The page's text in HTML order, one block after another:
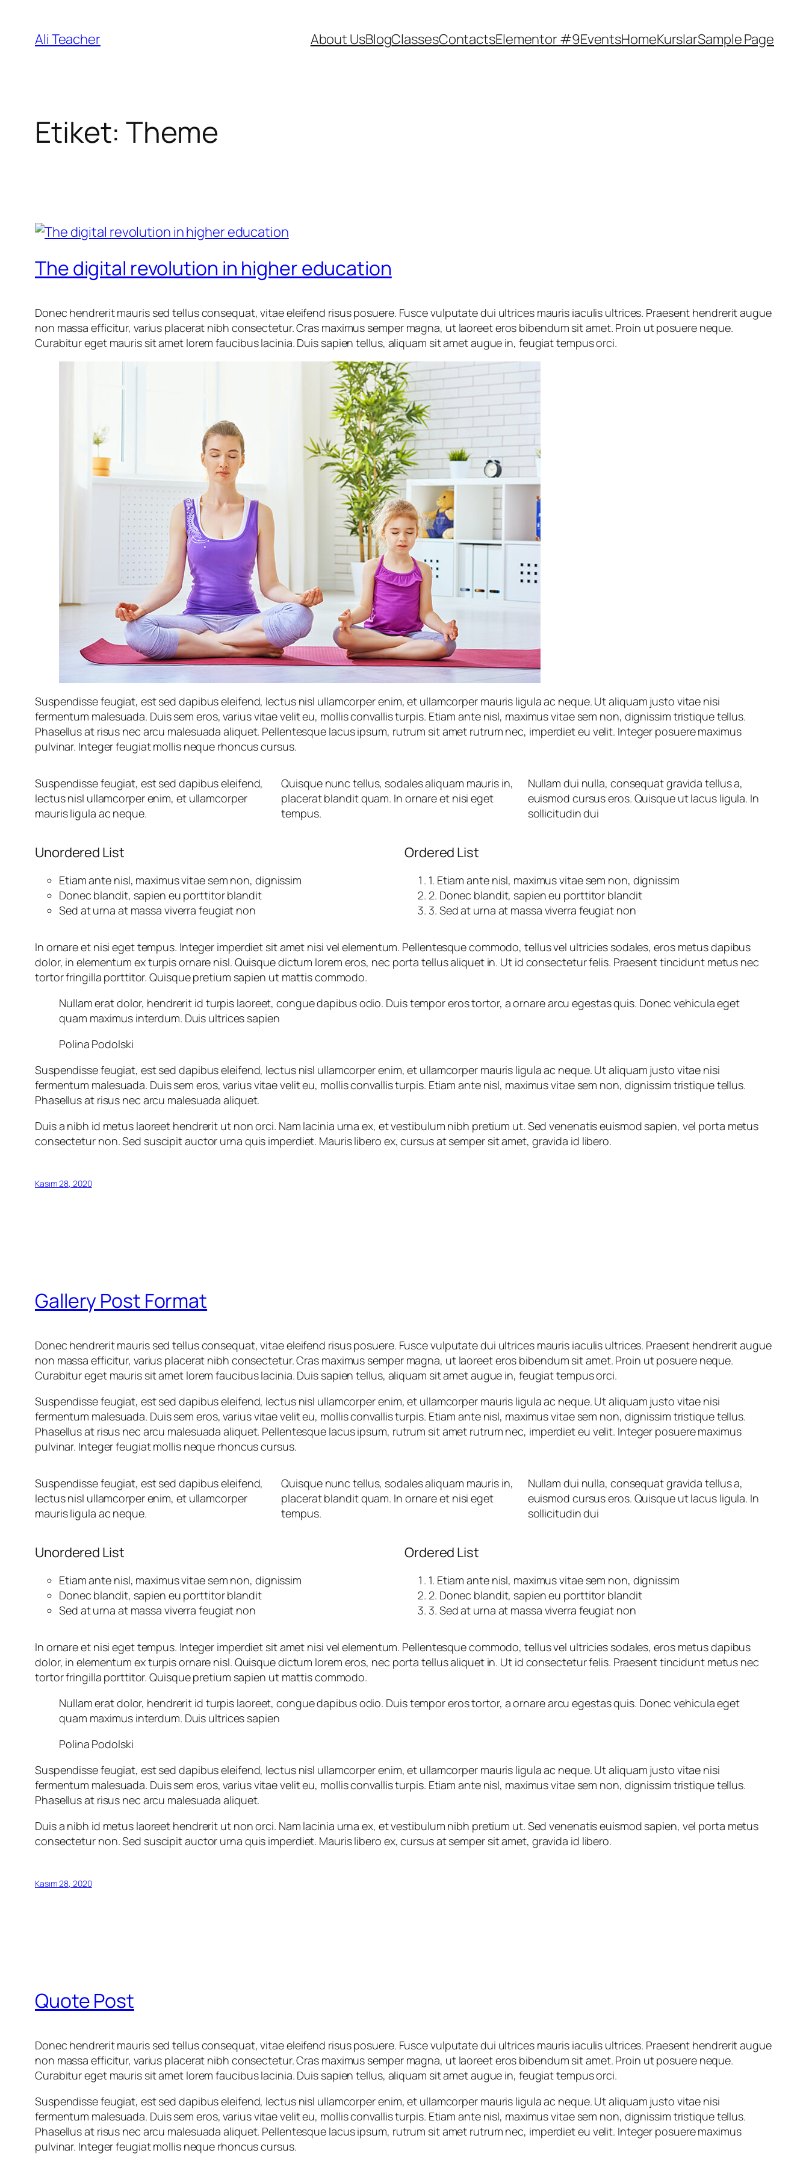
Ali Teacher About UsBlogClassesContactsElementor #9EventsHomeKurslarSample Page
Etiket:Theme
The digital revolution in higher education
Donec hendrerit mauris sed tellus consequat, vitae eleifend risus posuere. Fusce vulputate dui ultrices mauris iaculis ultrices. Praesent hendrerit augue
non massa efficitur, varius placerat nibh consectetur. Cras maximus semper magna, ut laoreet eros bibendum sit amet. Proin ut posuere neque.
Curabitur eget mauris sit amet lorem faucibus lacinia. Duis sapien tellus, aliquam sit amet augue in, feugiat tempus orci.
Suspendisse feugiat, est sed dapibus eleifend, lectus nisl ullamcorper enim, et ullamcorper mauris ligula ac neque. Ut aliquam justo vitae nisi
fermentum malesuada. Duis sem eros, varius vitae velit eu, mollis convallis turpis. Etiam ante nisl, maximus vitae sem non, dignissim tristique tellus.
Phasellus at risus nec arcu malesuada aliquet. Pellentesque lacus ipsum, rutrum sit amet rutrum nec, imperdiet eu velit. Integer posuere maximus
pulvinar. Integer feugiat mollis neque rhoncus cursus.
Suspendisse feugiat, est sed dapibus eleifend,
lectus nisl ullamcorper enim, et ullamcorper
mauris ligula ac neque.
Quisque nunc tellus, sodales aliquam mauris in,
placerat blandit quam. In ornare et nisi eget
tempus.
Nullam dui nulla, consequat gravida tellus a,
euismod cursus eros. Quisque ut lacus ligula. In
sollicitudin dui
Unordered List
Etiam ante nisl, maximus vitae sem non, dignissim
Donec blandit, sapien eu porttitor blandit
Sed at urna at massa viverra feugiat non
Ordered List
1. Etiam ante nisl, maximus vitae sem non, dignissim
2. Donec blandit, sapien eu porttitor blandit
3. Sed at urna at massa viverra feugiat non
In ornare et nisi eget tempus. Integer imperdiet sit amet nisi vel elementum. Pellentesque commodo, tellus vel ultricies sodales, eros metus dapibus
dolor, in elementum ex turpis ornare nisl. Quisque dictum lorem eros, nec porta tellus aliquet in. Ut id consectetur felis. Praesent tincidunt metus nec
tortor fringilla porttitor. Quisque pretium sapien ut mattis commodo.
Nullam erat dolor, hendrerit id turpis laoreet, congue dapibus odio. Duis tempor eros tortor, a ornare arcu egestas quis. Donec vehicula eget
quam maximus interdum. Duis ultrices sapien
Polina Podolski
Suspendisse feugiat, est sed dapibus eleifend, lectus nisl ullamcorper enim, et ullamcorper mauris ligula ac neque. Ut aliquam justo vitae nisi
fermentum malesuada. Duis sem eros, varius vitae velit eu, mollis convallis turpis. Etiam ante nisl, maximus vitae sem non, dignissim tristique tellus.
Phasellus at risus nec arcu malesuada aliquet.
Duis a nibh id metus laoreet hendrerit ut non orci. Nam lacinia urna ex, et vestibulum nibh pretium ut. Sed venenatis euismod sapien, vel porta metus
consectetur non. Sed suscipit auctor urna quis imperdiet. Mauris libero ex, cursus at semper sit amet, gravida id libero.
Kasım 28, 2020
Gallery Post Format
Donec hendrerit mauris sed tellus consequat, vitae eleifend risus posuere. Fusce vulputate dui ultrices mauris iaculis ultrices. Praesent hendrerit augue
non massa efficitur, varius placerat nibh consectetur. Cras maximus semper magna, ut laoreet eros bibendum sit amet. Proin ut posuere neque.
Curabitur eget mauris sit amet lorem faucibus lacinia. Duis sapien tellus, aliquam sit amet augue in, feugiat tempus orci.
Suspendisse feugiat, est sed dapibus eleifend, lectus nisl ullamcorper enim, et ullamcorper mauris ligula ac neque. Ut aliquam justo vitae nisi
fermentum malesuada. Duis sem eros, varius vitae velit eu, mollis convallis turpis. Etiam ante nisl, maximus vitae sem non, dignissim tristique tellus.
Phasellus at risus nec arcu malesuada aliquet. Pellentesque lacus ipsum, rutrum sit amet rutrum nec, imperdiet eu velit. Integer posuere maximus
pulvinar. Integer feugiat mollis neque rhoncus cursus.
Suspendisse feugiat, est sed dapibus eleifend,
lectus nisl ullamcorper enim, et ullamcorper
mauris ligula ac neque.
Quisque nunc tellus, sodales aliquam mauris in,
placerat blandit quam. In ornare et nisi eget
tempus.
Nullam dui nulla, consequat gravida tellus a,
euismod cursus eros. Quisque ut lacus ligula. In
sollicitudin dui
Unordered List
Etiam ante nisl, maximus vitae sem non, dignissim
Donec blandit, sapien eu porttitor blandit
Sed at urna at massa viverra feugiat non
Ordered List
1. Etiam ante nisl, maximus vitae sem non, dignissim
2. Donec blandit, sapien eu porttitor blandit
3. Sed at urna at massa viverra feugiat non
In ornare et nisi eget tempus. Integer imperdiet sit amet nisi vel elementum. Pellentesque commodo, tellus vel ultricies sodales, eros metus dapibus
dolor, in elementum ex turpis ornare nisl. Quisque dictum lorem eros, nec porta tellus aliquet in. Ut id consectetur felis. Praesent tincidunt metus nec
tortor fringilla porttitor. Quisque pretium sapien ut mattis commodo.
Nullam erat dolor, hendrerit id turpis laoreet, congue dapibus odio. Duis tempor eros tortor, a ornare arcu egestas quis. Donec vehicula eget
quam maximus interdum. Duis ultrices sapien
Polina Podolski
Suspendisse feugiat, est sed dapibus eleifend, lectus nisl ullamcorper enim, et ullamcorper mauris ligula ac neque. Ut aliquam justo vitae nisi
fermentum malesuada. Duis sem eros, varius vitae velit eu, mollis convallis turpis. Etiam ante nisl, maximus vitae sem non, dignissim tristique tellus.
Phasellus at risus nec arcu malesuada aliquet.
Duis a nibh id metus laoreet hendrerit ut non orci. Nam lacinia urna ex, et vestibulum nibh pretium ut. Sed venenatis euismod sapien, vel porta metus
consectetur non. Sed suscipit auctor urna quis imperdiet. Mauris libero ex, cursus at semper sit amet, gravida id libero.
Kasım 28, 2020
Quote Post
Donec hendrerit mauris sed tellus consequat, vitae eleifend risus posuere. Fusce vulputate dui ultrices mauris iaculis ultrices. Praesent hendrerit augue
non massa efficitur, varius placerat nibh consectetur. Cras maximus semper magna, ut laoreet eros bibendum sit amet. Proin ut posuere neque.
Curabitur eget mauris sit amet lorem faucibus lacinia. Duis sapien tellus, aliquam sit amet augue in, feugiat tempus orci.
Suspendisse feugiat, est sed dapibus eleifend, lectus nisl ullamcorper enim, et ullamcorper mauris ligula ac neque. Ut aliquam justo vitae nisi
fermentum malesuada. Duis sem eros, varius vitae velit eu, mollis convallis turpis. Etiam ante nisl, maximus vitae sem non, dignissim tristique tellus.
Phasellus at risus nec arcu malesuada aliquet. Pellentesque lacus ipsum, rutrum sit amet rutrum nec, imperdiet eu velit. Integer posuere maximus
pulvinar. Integer feugiat mollis neque rhoncus cursus.